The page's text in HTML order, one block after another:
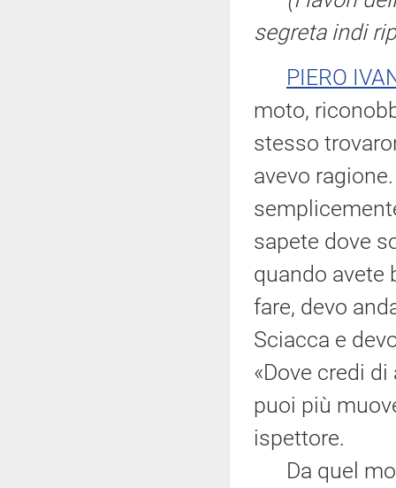
segreta indi
PIERO
moto,
stesso
avevo
sapete dove
quando avete
fare, devo
Sciacca e
«Dove credi di
puoi più
ispettore.
Da quel